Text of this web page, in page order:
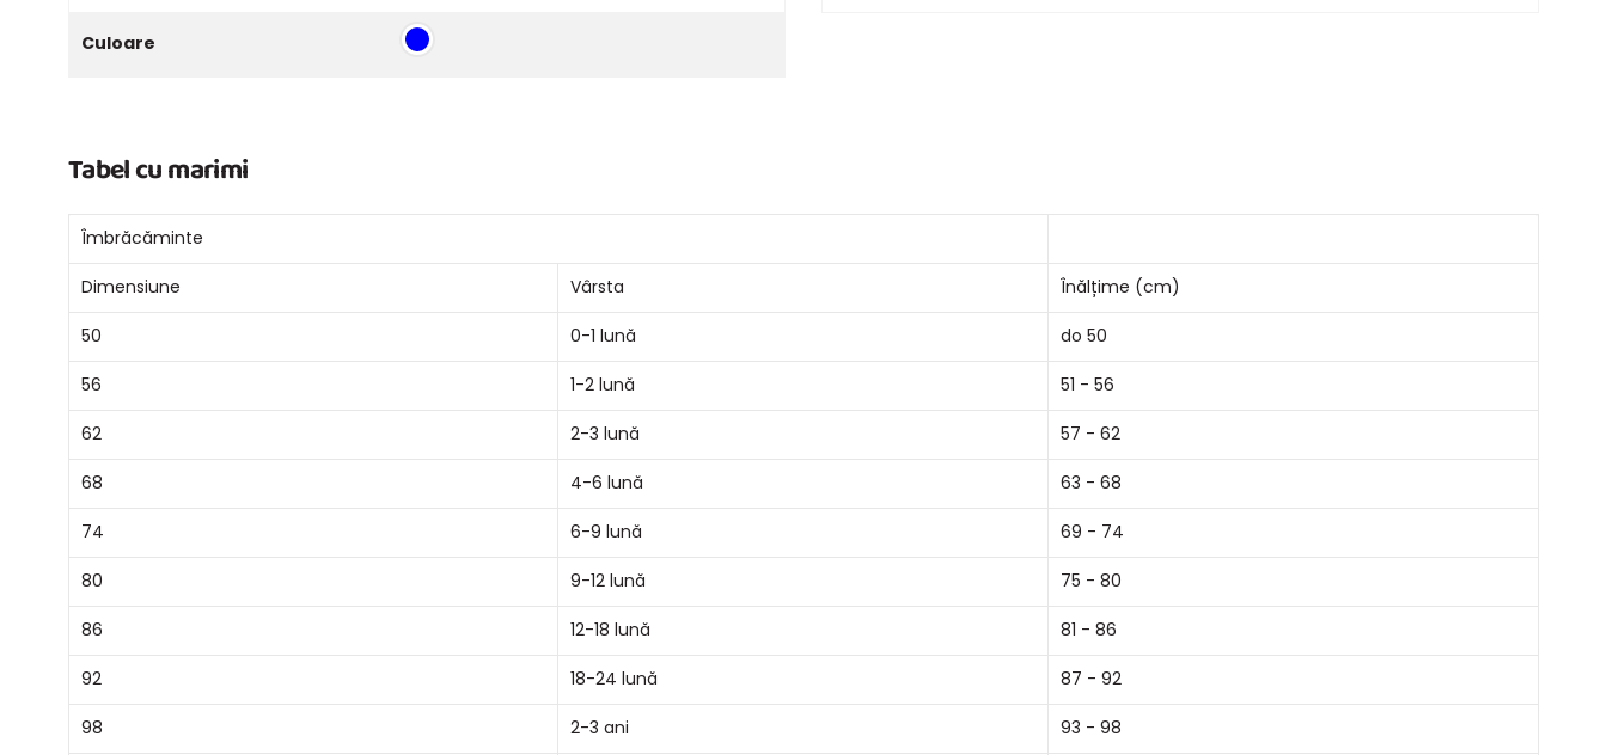
Culoare
Tabel cu marimi
Îmbrăcăminte
Dimensiune Vârsta Înălțime (cm)
50 0-1 lună do 50
56 1-2 lună 51 - 56
62 2-3 lună 57 - 62
68 4-6 lună 63 - 68
74 6-9 lună 69 - 74
80 9-12 lună 75 - 80
86 12-18 lună 81 - 86
92 18-24 lună 87 - 92
98 2-3 ani 93 - 98